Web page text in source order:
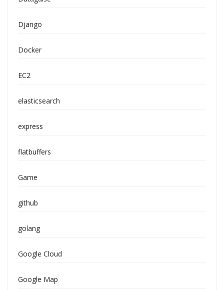
Django
Docker
EC2
elasticsearch
express
flatbuffers
Game
github
golang
Google Cloud
Google Map